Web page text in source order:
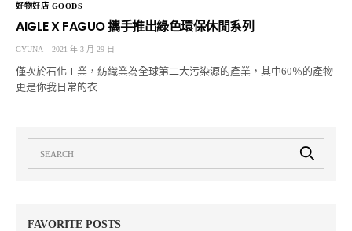
好物好店 GOODS
AIGLE X FAGUO 攜手推出綠色環保休閒系列
GYUNA 2021 年 3 月 29 日
僅次於石化工業，紡織業為全球第二大污染源的產業，其中60％的產物
更是你我日常的衣…
FAVORITE POSTS